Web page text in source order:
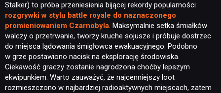
Stalker) to próba przeniesienia bijącej rekordy popularności
rozgrywki w stylu battle royale do naznaczonego
promieniowaniem Czarnobyla. Maksymalnie setka śmiałków
walczy o przetrwanie, tworzy kruche sojusze i próbuje dostrzec
do miejsca lądowania śmigłowca ewakuacyjnego. Podobno
w grze postawiono nacisk na eksplorację środowiska.
Ciekawość graczy zostanie nagrodzona choćby lepszym
ekwipunkiem. Warto zauważyć, że najcenniejszy loot
rozmieszczono w najbardziej radioaktywnych miejscach, zatem